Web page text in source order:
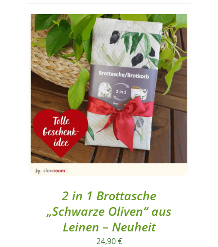
2 in 1 Brottasche
„Schwarze Oliven“ aus
Leinen – Neuheit
24,90€